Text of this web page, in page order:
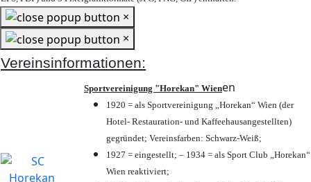
×
×
Vereinsinformationen:
Sportvereinigung "Horekan" Wienen
1920 = als Sportvereinigung „Horekan“ Wien (der
Hotel- Restauration- und Kaffeehausangestellten)
gegründet; Vereinsfarben: Schwarz-Weiß;
1927 = eingestellt; – 1934 = als Sport Club „Horekan“
Wien reaktiviert;